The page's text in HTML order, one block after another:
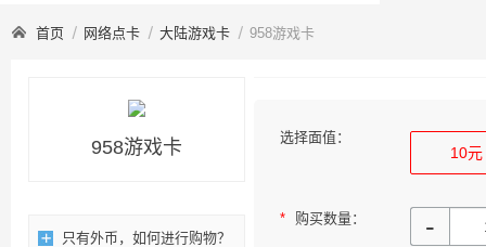
首页 网络点卡 大陆游戏卡 958游戏卡
958游戏卡
只有外币，如何进行购物？
选择面值：
10元
* 购买数量： -